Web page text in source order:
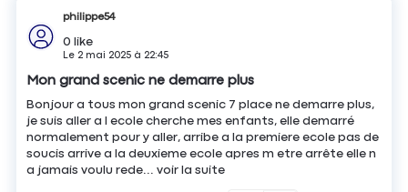
philippe54
0 like
Le 2 mai 2025 à 22:45
Mon grand scenic ne demarre plus
Bonjour a tous mon grand scenic 7 place ne demarre plus,
je suis aller a l ecole cherche mes enfants, elle demarré
normalement pour y aller, arribe a la premiere ecole pas de
soucis arrive a la deuxieme ecole apres m etre arrête elle n
a jamais voulu rede...voir la suite